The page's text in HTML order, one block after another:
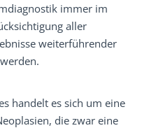
immer im
aller
weiterführender
handelt es sich um eine
die zwar eine